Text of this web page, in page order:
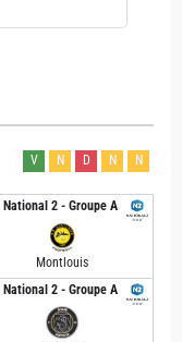
V N D N N
National 2 - Groupe A
Montlouis
National 2 - Groupe A